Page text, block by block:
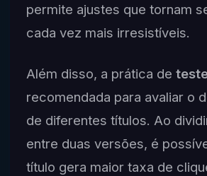
permite ajustes que tornam
cada vez mais irresistíveis.
Além disso, a prática de
recomendada para avaliar o
de diferentes títulos. Ao
entre duas versões, é
título gera maior taxa de